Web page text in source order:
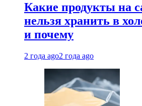
Какие продукты на
нельзя хранить в
и почему
2 года ago2 года ago